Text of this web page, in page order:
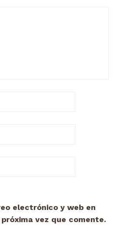
electrónico y web en
vez que comente.